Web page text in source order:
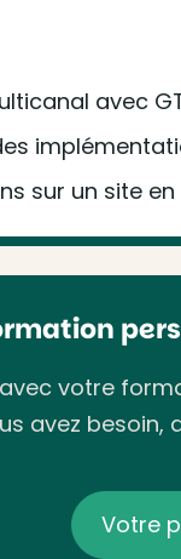
avec
sur un site
votre
avez besoin,
Votre